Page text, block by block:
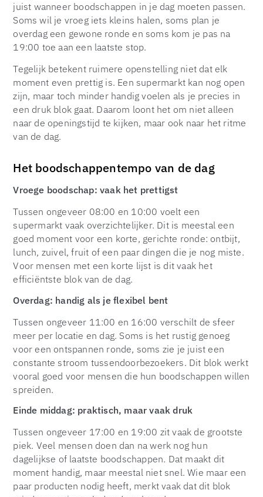
juist wanneer boodschappen in je dag moeten passen.
Soms wil je vroeg iets kleins halen, soms plan je
overdag een gewone ronde en soms kom je pas na
19:00 toe aan een laatste stop.
Tegelijk betekent ruimere openstelling niet dat elk
moment even prettig is. Een supermarkt kan nog open
zijn, maar toch minder handig voelen als je precies in
een druk blok gaat. Daarom loont het om niet alleen
naar de openingstijd te kijken, maar ook naar het ritme
van de dag.
Het boodschappentempo van de dag
Vroege boodschap: vaak het prettigst
Tussen ongeveer 08:00 en 10:00 voelt een
supermarkt vaak overzichtelijker. Dit is meestal een
goed moment voor een korte, gerichte ronde: ontbijt,
lunch, zuivel, fruit of een paar dingen die je nog miste.
Voor mensen met een korte lijst is dit vaak het
efficiëntste blok van de dag.
Overdag: handig als je flexibel bent
Tussen ongeveer 11:00 en 16:00 verschilt de sfeer
meer per locatie en dag. Soms is het rustig genoeg
voor een ontspannen ronde, soms zie je juist een
constante stroom tussendoorbezoekers. Dit blok werkt
vooral goed voor mensen die hun boodschappen willen
spreiden.
Einde middag: praktisch, maar vaak druk
Tussen ongeveer 17:00 en 19:00 zit vaak de grootste
piek. Veel mensen doen dan na werk nog hun
dagelijkse of laatste boodschappen. Dat maakt dit
moment handig, maar meestal niet snel. Wie maar een
paar producten nodig heeft, merkt vaak dat dit blok